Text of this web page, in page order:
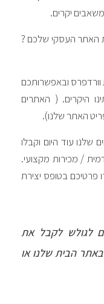
יקרים.
האתר העסקי שלכם ?
וורדפרס ובאפשרותכם
היקרים. ( האתרים
האתר שלנו).
עוד היום וקבלו
/ מכירות מקצועי.
289-32-51 או השאירו פרטיכם בטופס יצירת
לגולש לקבל את
הבית שלנו או